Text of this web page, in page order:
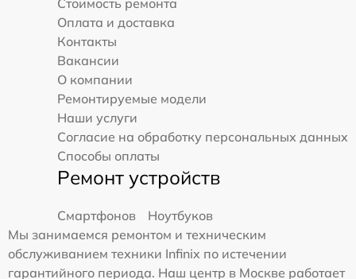
Оплата и доставка
Контакты
Вакансии
О компании
Ремонтируемые модели
Наши услуги
Согласие на обработку персональных данных
Способы оплаты
Ремонт устройств
Смартфонов
Ноутбуков
Мы занимаемся ремонтом и техническим
обслуживанием техники Infinix по истечении
гарантийного периода. Наш центр в Москве работает